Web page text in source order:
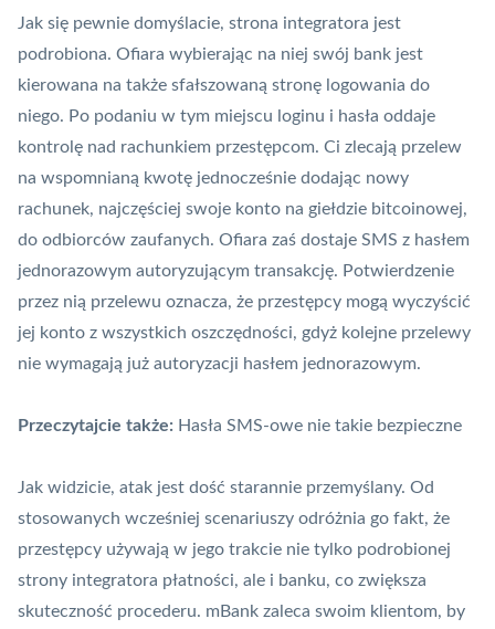
Jak się pewnie domyślacie, strona integratora jest
podrobiona. Ofiara wybierając na niej swój bank jest
kierowana na także sfałszowaną stronę logowania do
niego. Po podaniu w tym miejscu loginu i hasła oddaje
kontrolę nad rachunkiem przestępcom. Ci zlecają przelew
na wspomnianą kwotę jednocześnie dodając nowy
rachunek, najczęściej swoje konto na giełdzie bitcoinowej,
do odbiorców zaufanych. Ofiara zaś dostaje SMS z hasłem
jednorazowym autoryzującym transakcję. Potwierdzenie
przez nią przelewu oznacza, że przestępcy mogą wyczyścić
jej konto z wszystkich oszczędności, gdyż kolejne przelewy
nie wymagają już autoryzacji hasłem jednorazowym.
Przeczytajcie także: Hasła SMS-owe nie takie bezpieczne
Jak widzicie, atak jest dość starannie przemyślany. Od
stosowanych wcześniej scenariuszy odróżnia go fakt, że
przestępcy używają w jego trakcie nie tylko podrobionej
strony integratora płatności, ale i banku, co zwiększa
skuteczność procederu. mBank zaleca swoim klientom, by